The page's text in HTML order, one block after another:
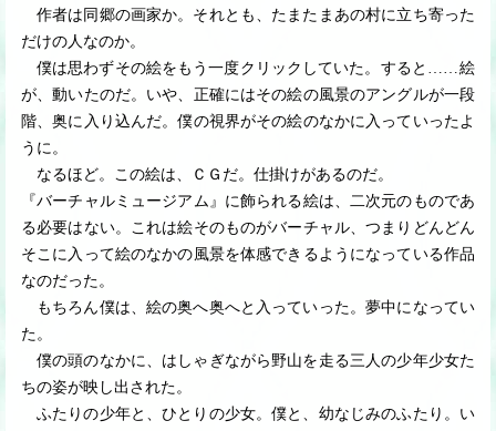
作者は同郷の画家か。それとも、たまたまあの村に立ち寄った
だけの人なのか。
僕は思わずその絵をもう一度クリックしていた。すると ……絵
が、動いたのだ。いや、正確にはその絵の風景のアングルが一段
階、奥に入り込んだ。僕の視界がその絵のなかに入っていったよ
うに。
なるほど。この絵は、ＣＧだ。仕掛けがあるのだ。
『バーチャルミュージアム』に飾られる絵は、二次元のものであ
る必要はない。これは絵そのものがバーチャル、つまりどんどん
そこに入って絵のなかの風景を体感できるようになっている作品
なのだった。
もちろん僕は、絵の奥へ奥へと入っていった。夢中になってい
た。
僕の頭のなかに、はしゃぎながら野山を走る三人の少年少女た
ちの姿が映し出された。
ふたりの少年と、ひとりの少女。僕と、幼なじみのふたり。い